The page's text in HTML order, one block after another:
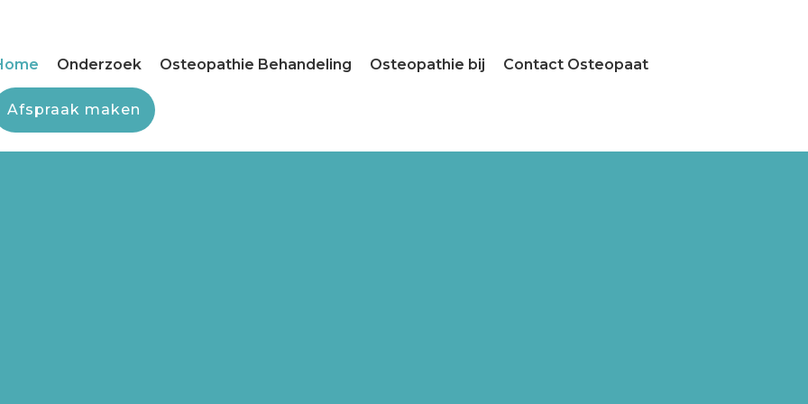
Onderzoek Osteopathie Behandeling Osteopathie bij Contact Osteopaat
Afspraak maken